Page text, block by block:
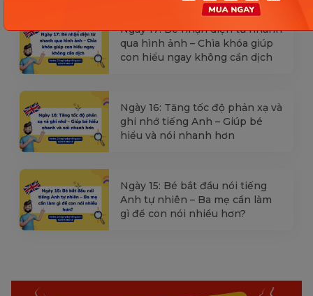
Ngày 17: Bé nhận diện từ nhanh
qua hình ảnh – Chìa khóa giúp
con hiểu ngay không cần dịch
Ngày 16: Tăng tốc độ phản xạ và
ghi nhớ tiếng Anh – Giúp bé
hiểu và nói nhanh hơn
Ngày 15: Bé bắt đầu nói tiếng
Anh tự nhiên – Ba mẹ cần làm
gì để con nói nhiều hơn?